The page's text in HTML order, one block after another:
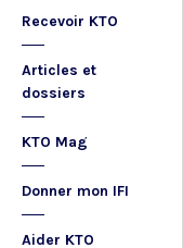
Recevoir KTO
Articles et
dossiers
KTO Mag
Donner mon IFI
Aider KTO